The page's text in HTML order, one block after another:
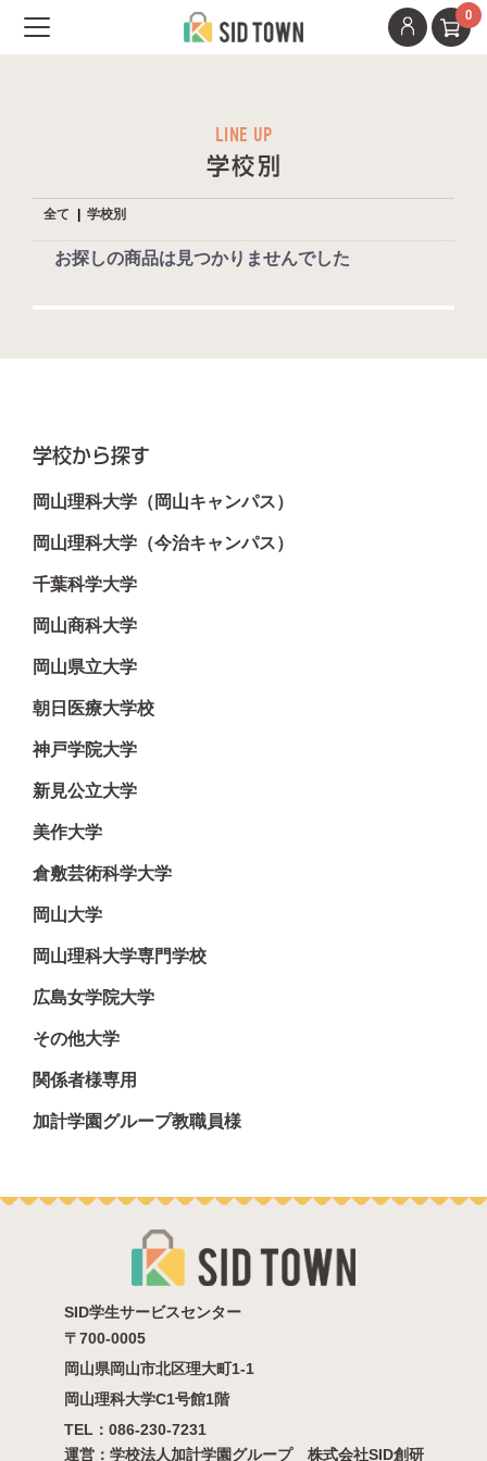
0
LINE UP
学校別
全て 学校別
お探しの商品は見つかりませんでした
学校から探す
岡山理科大学（岡山キャンパス）
岡山理科大学（今治キャンパス）
千葉科学大学
岡山商科大学
岡山県立大学
朝日医療大学校
神戸学院大学
新見公立大学
美作大学
倉敷芸術科学大学
岡山大学
岡山理科大学専門学校
広島女学院大学
その他大学
関係者様専用
加計学園グループ教職員様
SID学生サービスセンター
〒700-0005
岡⼭県岡⼭市北区理大町1-1
岡山理科大学C1号館1階
TEL： 086-230-7231
運営：学校法人加計学園グループ 株式会社SID創研